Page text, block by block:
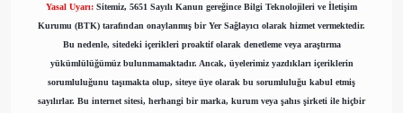
Yasal Uyarı: Sitemiz, 5651 Sayılı Kanun gereğince Bilgi Teknolojileri ve İletişim
Kurumu (BTK) tarafından onaylanmış bir Yer Sağlayıcı olarak hizmet vermektedir.
Bu nedenle, sitedeki içerikleri proaktif olarak denetleme veya araştırma
yükümlülüğümüz bulunmamaktadır. Ancak, üyelerimiz yazdıkları içeriklerin
sorumluluğunu taşımakta olup, siteye üye olarak bu sorumluluğu kabul etmiş
sayılırlar. Bu internet sitesi, herhangi bir marka, kurum veya şahıs şirketi ile hiçbir